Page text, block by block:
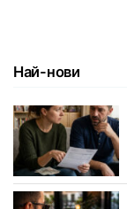
Най-нови